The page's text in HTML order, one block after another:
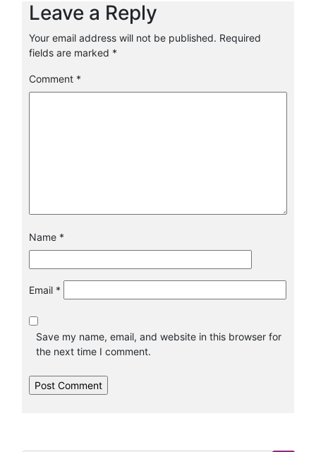
Leave a Reply
Your email address will not be published. Required
fields are marked *
Comment *
Name *
Email *
Save my name, email, and website in this browser for
the next time I comment.